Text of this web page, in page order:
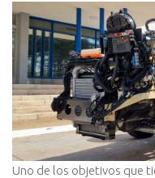
Uno de los objetivos que